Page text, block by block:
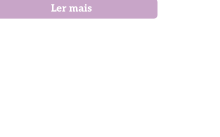
Ler mais